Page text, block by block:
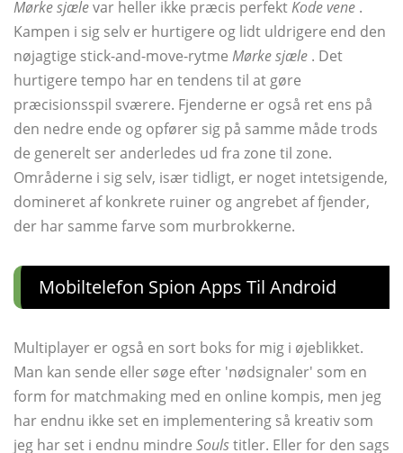
Mørke sjælevar heller ikke præcis perfektKode vene .
Kampen i sig selv er hurtigere og lidt uldrigere end den
nøjagtige stick-and-move-rytme Mørke sjæle . Det
hurtigere tempo har en tendens til at gøre
præcisionsspil sværere. Fjenderne er også ret ens på
den nedre ende og opfører sig på samme måde trods
de generelt ser anderledes ud fra zone til zone.
Områderne i sig selv, især tidligt, er noget intetsigende,
domineret af konkrete ruiner og angrebet af fjender,
der har samme farve som murbrokkerne.
Mobiltelefon Spion Apps Til Android
Multiplayer er også en sort boks for mig i øjeblikket.
Man kan sende eller søge efter 'nødsignaler' som en
form for matchmaking med en online kompis, men jeg
har endnu ikke set en implementering så kreativ som
jeg har set i endnu mindre Soulstitler. Eller for den sags